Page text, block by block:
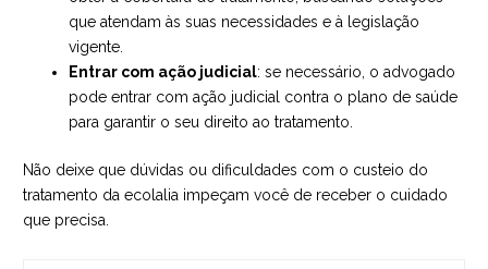
que atendam às suas necessidades e à legislação
vigente.
Entrar com ação judicial: se necessário, o advogado
pode entrar com ação judicial contra o plano de saúde
para garantir o seu direito ao tratamento.
Não deixe que dúvidas ou dificuldades com o custeio do
tratamento da ecolalia impeçam você de receber o cuidado
que precisa.